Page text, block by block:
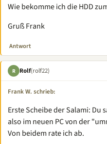
Wie bekomme ich die HDD
Gruß Frank
Antwort
R Rolf(rolf22)
Frank W. schrieb:
Erste Scheibe der Salami: Du
also im neuen PC von der
Von beidem rate ich ab.